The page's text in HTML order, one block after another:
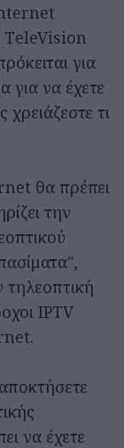
για
να έχετε
τι
θα πρέπει
την
τηλεοπτική
IPTV
να έχετε